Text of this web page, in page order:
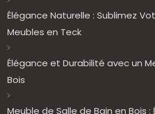
Élégance Naturelle : Sublimez
Meubles en Teck
Élégance et Durabilité avec un
Bois
Meuble de Salle de Bain en Bois